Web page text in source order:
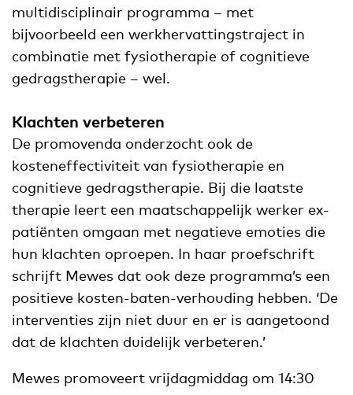
multidisciplinair programma – met
bijvoorbeeld een werkhervattingstraject in
combinatie met fysiotherapie of cognitieve
gedragstherapie – wel.
Klachten verbeteren
De promovenda onderzocht ook de
kosteneffectiviteit van fysiotherapie en
cognitieve gedragstherapie. Bij die laatste
therapie leert een maatschappelijk werker ex-
patiënten omgaan met negatieve emoties die
hun klachten oproepen. In haar proefschrift
schrijft Mewes dat ook deze programma’s een
positieve kosten-baten-verhouding hebben. ‘De
interventies zijn niet duur en er is aangetoond
dat de klachten duidelijk verbeteren.’
Mewes promoveert vrijdagmiddag om 14:30